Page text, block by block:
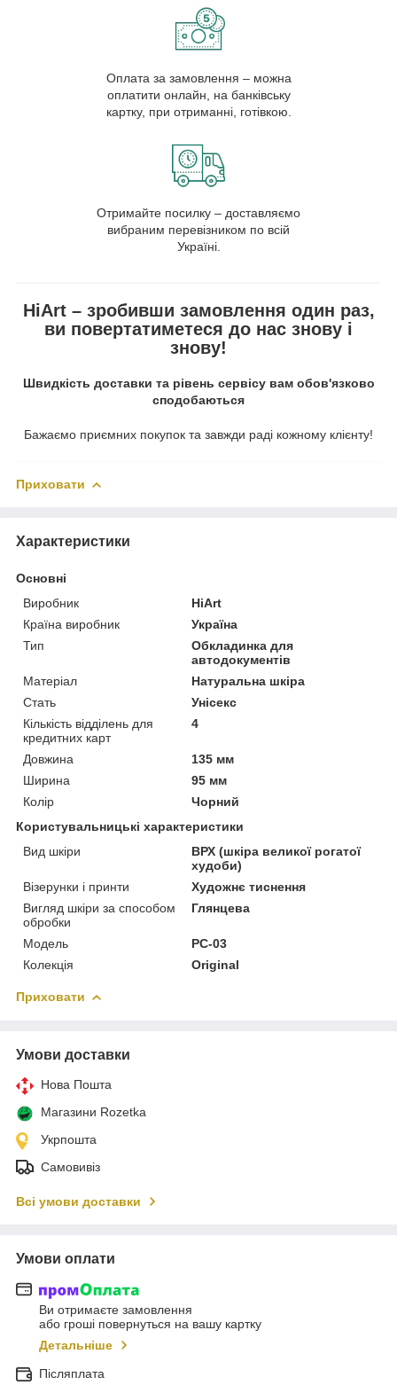
Оплата за замовлення – можна
оплатити онлайн, на банківську
картку, при отриманні, готівкою.
Отримайте посилку – доставляємо
вибраним перевізником по всій
Україні.
HiArt – зробивши замовлення один раз,
ви повертатиметеся до нас знову і
знову!
Швидкість доставки та рівень сервісу вам обов'язково
сподобаються
Бажаємо приємних покупок та завжди раді кожному клієнту!
Приховати
Характеристики
Основні
Виробник
HiArt
Країна виробник
Україна
Тип
Обкладинка для
автодокументів
Матеріал
Натуральна шкіра
Стать
Унісекс
Кількість відділень для
кредитних карт
4
Довжина
135 мм
Ширина
95 мм
Колір
Чорний
Користувальницькі характеристики
Вид шкіри
ВРХ (шкіра великої рогатої
худоби)
Візерунки і принти
Художнє тиснення
Вигляд шкіри за способом
обробки
Глянцева
Модель
PC-03
Колекція
Original
Приховати
Умови доставки
Нова Пошта
Магазини Rozetka
Укрпошта
Самовивіз
Всі умови доставки
Умови оплати
Ви отримаєте замовлення
або гроші повернуться на вашу картку
Детальніше
Післяплата